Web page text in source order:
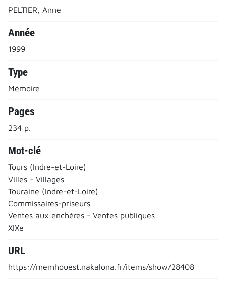
PELTIER, Anne
Année
1999
Type
Mémoire
Pages
234 p.
Mot-clé
Tours (Indre-et-Loire)
Villes - Villages
Touraine (Indre-et-Loire)
Commissaires-priseurs
Ventes aux enchères - Ventes publiques
XIXe
URL
https://memhouest.nakalona.fr/items/show/28408